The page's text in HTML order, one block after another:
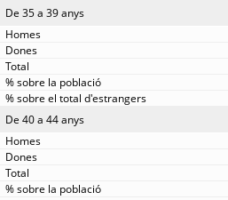
De 35 a 39 anys
De 40 a 44 anys